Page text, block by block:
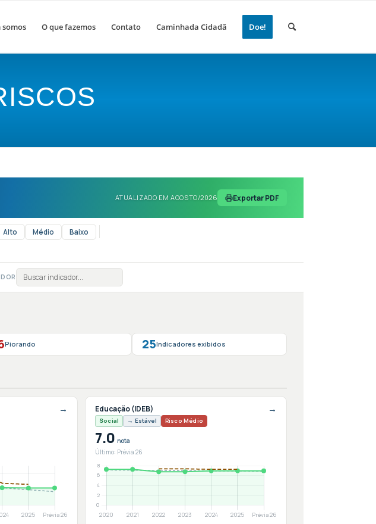
somos O que fazemos Contato Caminhada Cidadã Doe!